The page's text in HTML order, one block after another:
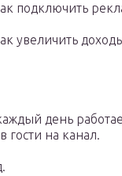
подключить
увеличить
день
гости на канал.